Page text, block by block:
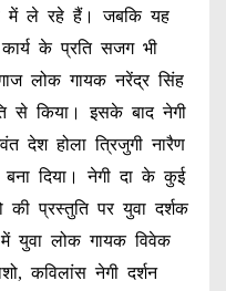
में ले रहे हैं। जबकि यह
के प्रति सजग भी
लोक गायक नरेंद्र सिंह
से किया। इसके बाद नेगी
देश होला त्रिजुगी नारैण
बना दिया। नेगी दा के कुई
की प्रस्तुति पर युवा दर्शक
युवा लोक गायक विवेक
कविलांस नेगी दर्शन